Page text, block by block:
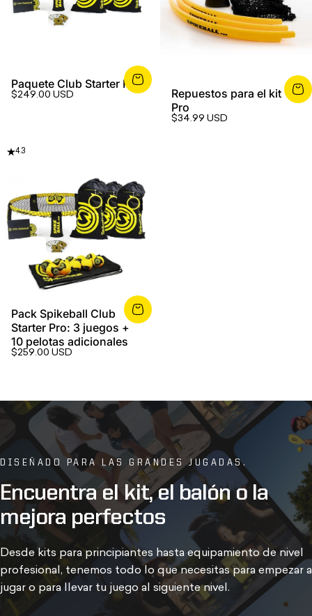
Paquete Club Starter Pro
$249.00 USD
Repuestos para el kit
Pro
$34.99 USD
4.3
Pack Spikeball Club
Starter Pro: 3 juegos +
10 pelotas adicionales
$259.00 USD
DISEÑADO PARA LAS GRANDES JUGADAS.
Encuentra el kit, el balón o la
mejora perfectos
Desde kits para principiantes hasta equipamiento de nivel
profesional, tenemos todo lo que necesitas para empezar a
jugar o para llevar tu juego al siguiente nivel.